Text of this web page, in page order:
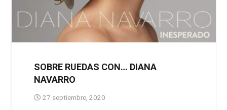
SOBRE RUEDAS CON… DIANA
NAVARRO
27 septiembre, 2020